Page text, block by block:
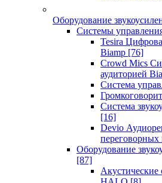
Оборудование
Системы
Tesira
Biamp [76]
Crowd Mics
аудиторией
Система
Система
[16]
Devio
переговорных
Оборудование
[87]